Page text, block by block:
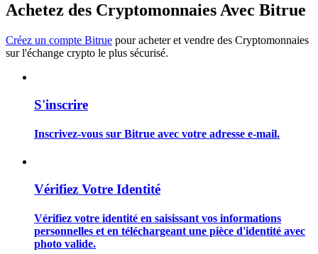
Analyse de mégadonnées, y compris des informations
Achetez des Cryptomonnaies Avec Bitrue
Créez un compte Bitrue pour acheter et vendre des Cryptomonnaies
sur l'échange crypto le plus sécurisé.
S'inscrire
Inscrivez-vous sur Bitrue avec votre adresse e-mail.
Vérifiez Votre Identité
Vérifiez votre identité en saisissant vos informations
personnelles et en téléchargeant une pièce d'identité avec
photo valide.